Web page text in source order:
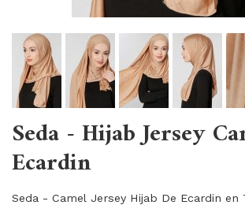
Seda - Hijab Jersey
Ecardin
Seda - Camel Jersey Hijab De Ecardin en